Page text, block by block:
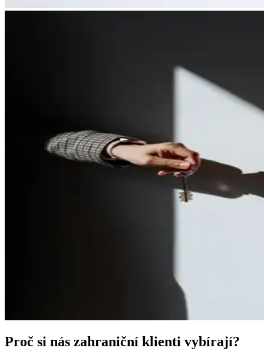
Proč si nás zahraniční klienti vybírají?